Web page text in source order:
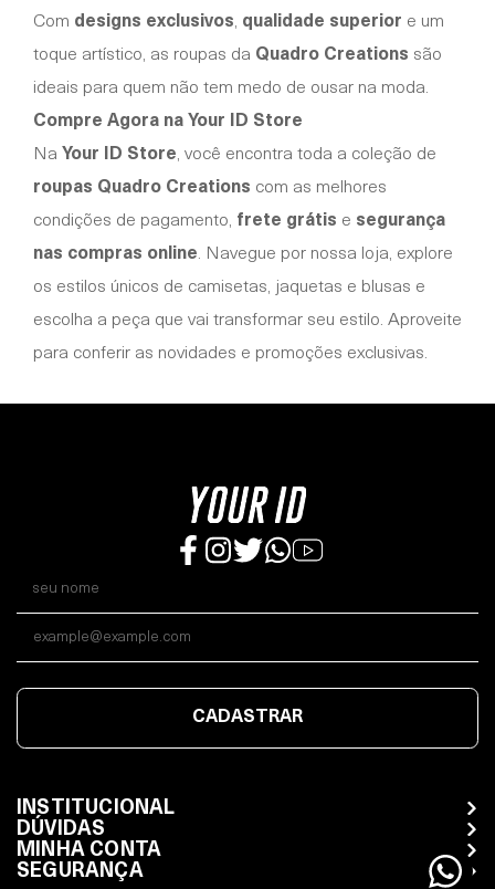
Com designs exclusivos, qualidade superior e um
toque artístico, as roupas da Quadro Creations são
ideais para quem não tem medo de ousar na moda.
Compre Agora na Your ID Store
Na Your ID Store, você encontra toda a coleção de
roupas Quadro Creations com as melhores
condições de pagamento, frete grátis e segurança
nas compras online. Navegue por nossa loja, explore
os estilos únicos de camisetas, jaquetas e blusas e
escolha a peça que vai transformar seu estilo. Aproveite
para conferir as novidades e promoções exclusivas.
CADASTRAR
INSTITUCIONAL
DÚVIDAS
MINHA CONTA
SEGURANÇA